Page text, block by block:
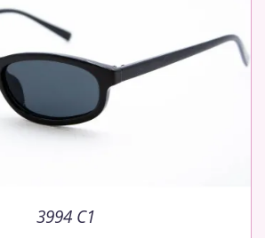
3994 C1